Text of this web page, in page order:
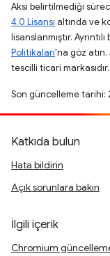
Aksi belirtilmediği
4.0 Lisansı altında ve
lisanslanmıştır.
Politikaları'na göz atın.
tescilli ticari markasıdır.
Son güncelleme tarihi:
Katkıda bulun
Hata bildirin
Açık sorunlara bakın
İlgili içerik
Chromium